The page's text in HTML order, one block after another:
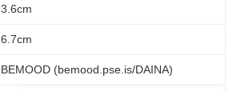
3.6cm
6.7cm
BEMOOD (bemood.pse.is/DAINA)